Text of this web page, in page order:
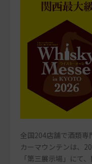
全国204店舗で酒類専
カーマウンテンは、
「第三展示場」にて